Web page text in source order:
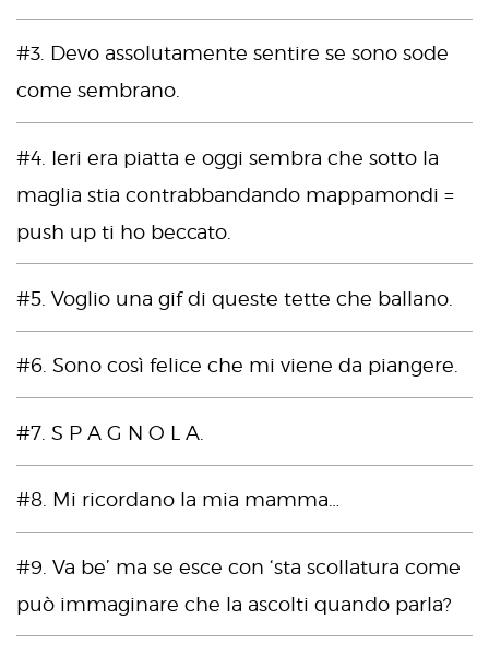
#3. Devo assolutamente sentire se sono sode
come sembrano.
#4. Ieri era piatta e oggi sembra che sotto la
maglia stia contrabbandando mappamondi =
push up ti ho beccato.
#5. Voglio una gif di queste tette che ballano.
#6. Sono così felice che mi viene da piangere.
#7. S P A G N O L A.
#8. Mi ricordano la mia mamma…
#9. Va be’ ma se esce con ‘sta scollatura come
può immaginare che la ascolti quando parla?